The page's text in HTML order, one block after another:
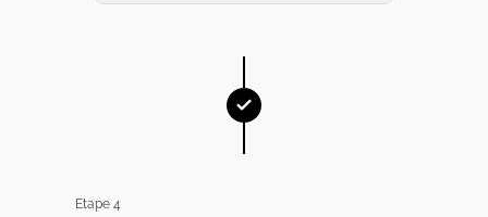
Etape 4